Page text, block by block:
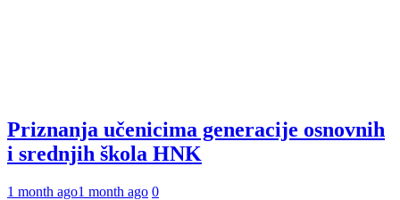
Priznanja učenicima generacije osnovnih
i srednjih škola HNK
1 month ago1 month ago 0